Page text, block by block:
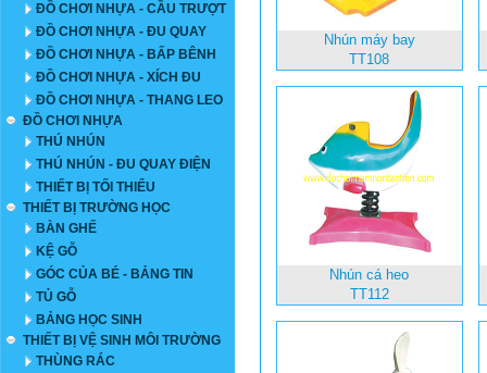
ĐỒ CHƠI NHỰA - CẦU TRƯỢT
ĐỒ CHƠI NHỰA - ĐU QUAY
ĐỒ CHƠI NHỰA - BẤP BÊNH
ĐỒ CHƠI NHỰA - XÍCH ĐU
ĐỒ CHƠI NHỰA - THANG LEO
ĐỒ CHƠI NHỰA
THÚ NHÚN
THÚ NHÚN - ĐU QUAY ĐIỆN
THIẾT BỊ TỐI THIỂU
THIẾT BỊ TRƯỜNG HỌC
BÀN GHẾ
KỆ GỖ
GÓC CỦA BÉ - BẢNG TIN
TỦ GỖ
BẢNG HỌC SINH
THIẾT BỊ VỆ SINH MÔI TRƯỜNG
THÙNG RÁC
Nhún máy bay
TT108
Nhún cá heo
TT112